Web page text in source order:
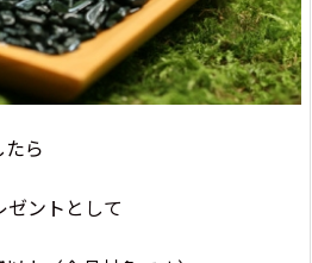
ら
ントとして